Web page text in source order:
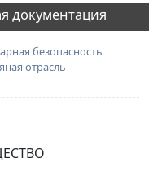
документация
безопасность
отрасль